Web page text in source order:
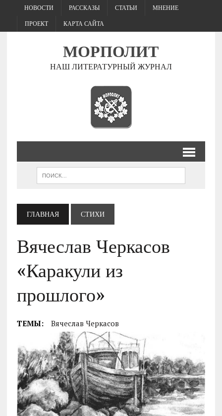
НОВОСТИ РАССКАЗЫ СТАТЬИ МНЕНИЕ
ПРОЕКТ КАРТА САЙТА
МОРПОЛИТ
НАШ ЛИТЕРАТУРНЫЙ ЖУРНАЛ
ГЛАВНАЯ СТИХИ
Вячеслав Черкасов
«Каракули из
прошлого»
ТЕМЫ: Вячеслав Черкасов